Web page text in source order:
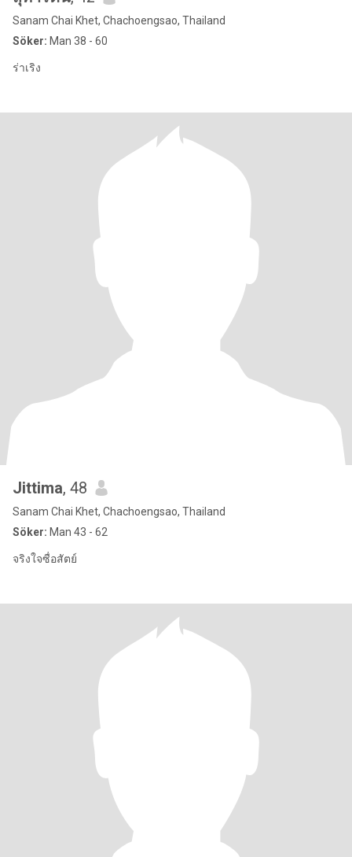
Sanam Chai Khet, Chachoengsao, Thailand
Söker: Man 38 - 60
ร่าเริง
Jittima, 48
Sanam Chai Khet, Chachoengsao, Thailand
Söker: Man 43 - 62
จริงใจซื่อสัตย์